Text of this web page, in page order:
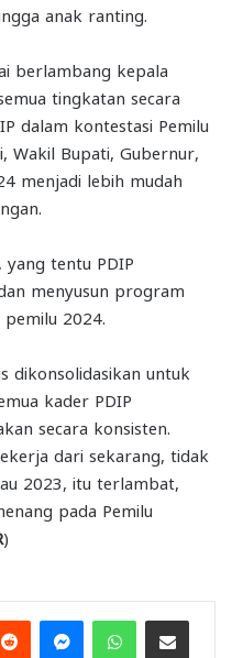
anak ranting.
berlambang kepala
tingkatan secara
dalam kontestasi Pemilu
Wakil Bupati, Gubernur,
menjadi lebih mudah
yang tentu PDIP
menyusun program
2024.
dikonsolidasikan untuk
kader PDIP
secara konsisten.
dari sekarang, tidak
2023, itu terlambat,
pada Pemilu
)
Reddit MessengerWhatsAppShare via Email